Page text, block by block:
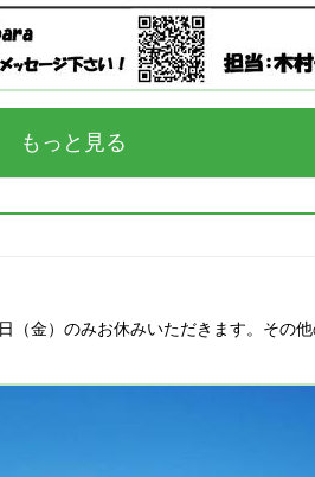
もっと見る
金）のみお休みいただきます。その